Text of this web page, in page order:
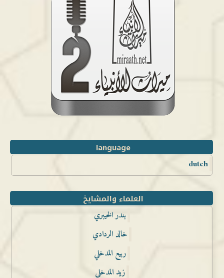
language
dutch
العلماء والمشايخ
بندر الخيبري
خالد الردادي
ربيع المدخلي
زيد المدخلي